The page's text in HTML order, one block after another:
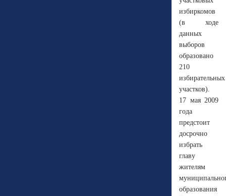
избиркомов
(в ходе
данных
выборов
образовано
210
избирательных
участков).
17 мая 2009
года
предстоит
досрочно
избрать
главу
жителям
образования